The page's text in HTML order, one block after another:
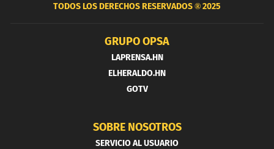
TODOS LOS DERECHOS RESERVADOS ®2025
GRUPO OPSA
LAPRENSA.HN
ELHERALDO.HN
GOTV
SOBRE NOSOTROS
SERVICIO AL USUARIO